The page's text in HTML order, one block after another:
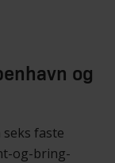
og
seks faste
og-bring-